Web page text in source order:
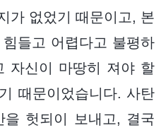
가 없었기 때문이고, 본
들고 어렵다고 불평하
자신이 마땅히 져야 할
때문이었습니다. 사탄
헛되이 보내고, 결국